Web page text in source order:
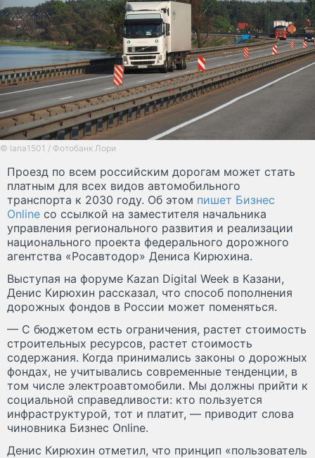
© lana1501 / Фотобанк Лори
Проезд по всем российским дорогам может стать
платным для всех видов автомобильного
транспорта к 2030 году. Об этом пишет Бизнес
Online со ссылкой на заместителя начальника
управления регионального развития и реализации
национального проекта федерального дорожного
агентства «Росавтодор» Дениса Кирюхина.
Выступая на форуме Kazan Digital Week в Казани,
Денис Кирюхин рассказал, что способ пополнения
дорожных фондов в России может поменяться.
— С бюджетом есть ограничения, растет стоимость
строительных ресурсов, растет стоимость
содержания. Когда принимались законы о дорожных
фондах, не учитывались современные тенденции, в
том числе электроавтомобили. Мы должны прийти к
социальной справедливости: кто пользуется
инфраструктурой, тот и платит, — приводит слова
чиновника Бизнес Online.
Денис Кирюхин отметил, что принцип «пользователь